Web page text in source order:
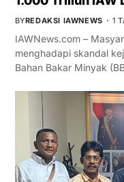
BYREDAKSI IAWNEWS 1
IAWNews.com –
menghadapi skandal
Bahan Bakar Minyak